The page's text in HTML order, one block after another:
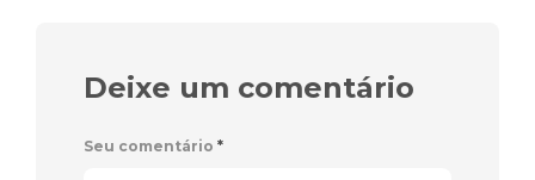
Deixe um comentário
Seu comentário *